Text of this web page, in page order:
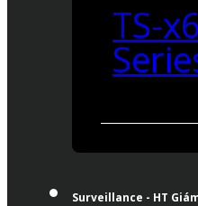
TS-
Surveillance - HT